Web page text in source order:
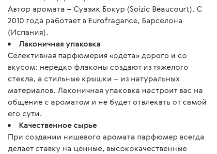
Автор аромата – Суазик Бокур (Soizic Beaucourt). С
2010 года работает в Eurofragance, Барселона
(Испания).
Лаконичная упаковка
Селективная парфюмерия «одета» дорого и со
вкусом: нередко флаконы создают из тяжелого
стекла, а стильные крышки – из натуральных
материалов. Лаконичная упаковка настроит вас на
общение с ароматом и не будет отвлекать от самой
его сути.
Качественное сырье
При создании нишевого аромата парфюмер всегда
делает ставку на ценные, высококачественные